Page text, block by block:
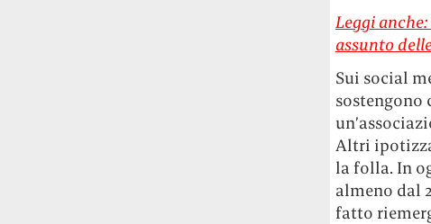
Leggi
assunto
Sui social
sostengono
Altri
la folla. In
almeno dal
fatto